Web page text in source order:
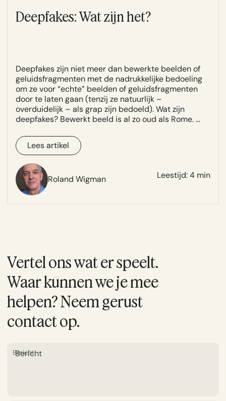
Deepfakes: Wat zijn het?
Deepfakes zijn niet meer dan bewerkte beelden of
geluidsfragmenten met de nadrukkelijke bedoeling
om ze voor “echte” beelden of geluidsfragmenten
door te laten gaan (tenzij ze natuurlijk –
overduidelijk – als grap zijn bedoeld). Wat zijn
deepfakes? Bewerkt beeld is al zo oud als Rome. …
Lees artikel
Roland Wigman Leestijd: 4 min
Vertel ons wat er speelt.
Waar kunnen we je mee
helpen? Neem gerust
contact op.
Bericht